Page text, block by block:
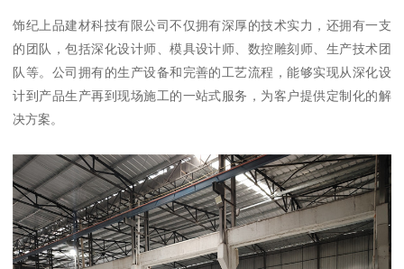
饰纪上品建材科技有限公司不仅拥有深厚的技术实力，还拥有一支
的团队，包括深化设计师、模具设计师、数控雕刻师、生产技术团
队等。公司拥有的生产设备和完善的工艺流程，能够实现从深化设
计到产品生产再到现场施工的一站式服务，为客户提供定制化的解
决方案。